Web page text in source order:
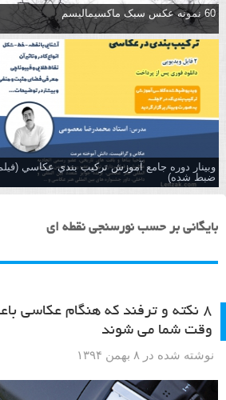
60 نمونه عکس سبک ماکسیمالیسم
وبینار دوره جامع آموزش تركيب بندي عكاسي
ضبط شده)
بایگانی بر حسب نورسنجی نقطه ای
۸ نکته و ترفند که هنگام عکاسی
وقت شما می شوند
نوشته شده در ۸ بهمن ۱۳۹۴